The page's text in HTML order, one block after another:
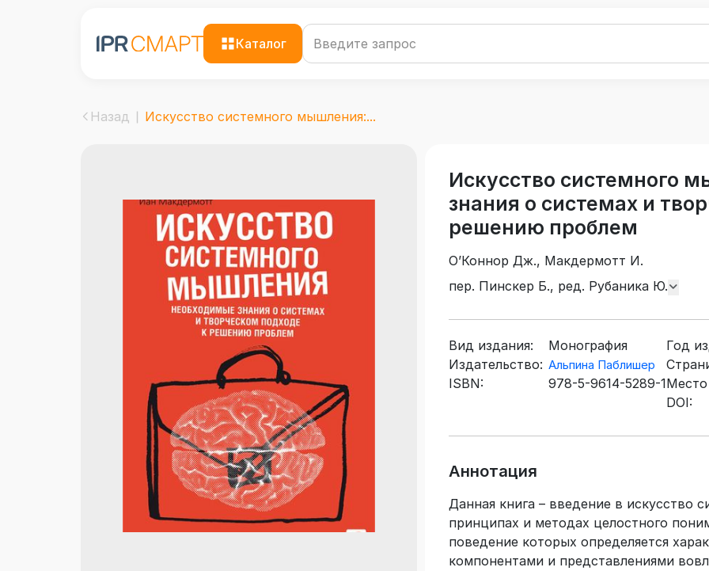
Каталог
Назад Искусство системного мышления:...
Искусство системного
знания о системах и
решению проблем
О’Коннор Дж., Макдермотт И.
пер. Пинскер Б., ред. Рубаника Ю.
Вид издания:
Монография
Издательство: Альпина Паблишер
ISBN: 978-5-9614-5289-1
Год
Место
DOI:
Аннотация
Данная книга – введение в искусство
принципах и методах целостного
поведение которых определяется
компонентами и представлениями